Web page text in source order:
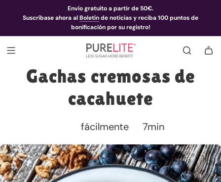
Envío gratuito a partir de 50€.
Suscríbase ahora alBoletínde noticias y reciba 100 puntos de
bonificación por su registro!
Gachas cremosas de
cacahuete
fácilmente 7min